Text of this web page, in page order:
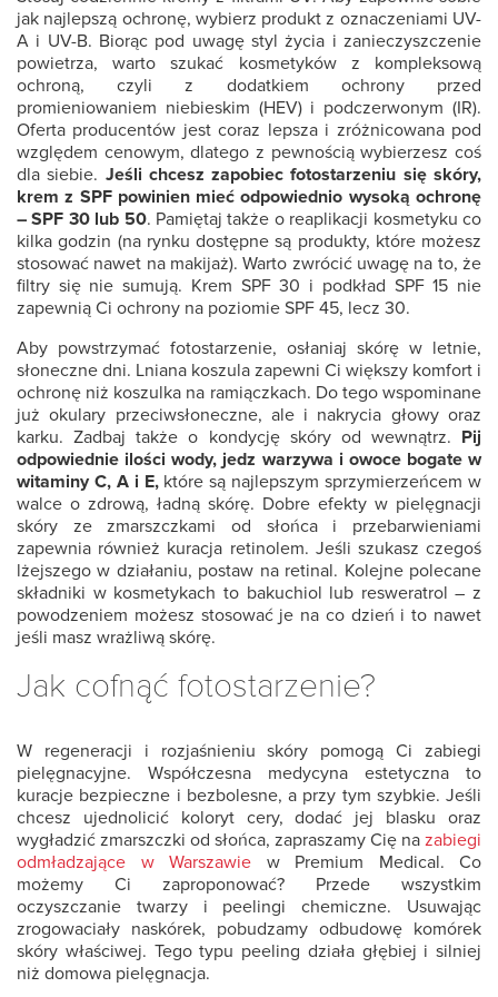
jak najlepszą ochronę, wybierz produkt z oznaczeniami UV-
A i UV-B. Biorąc pod uwagę styl życia i zanieczyszczenie
powietrza, warto szukać kosmetyków z kompleksową
ochroną, czyli z dodatkiem ochrony przed
promieniowaniem niebieskim (HEV) i podczerwonym (IR).
Oferta producentów jest coraz lepsza i zróżnicowana pod
względem cenowym, dlatego z pewnością wybierzesz coś
dla siebie. Jeśli chcesz zapobiec fotostarzeniu się skóry,
krem z SPF powinien mieć odpowiednio wysoką ochronę
– SPF 30 lub 50. Pamiętaj także o reaplikacji kosmetyku co
kilka godzin (na rynku dostępne są produkty, które możesz
stosować nawet na makijaż). Warto zwrócić uwagę na to, że
filtry się nie sumują. Krem SPF 30 i podkład SPF 15 nie
zapewnią Ci ochrony na poziomie SPF 45, lecz 30.
Aby powstrzymać fotostarzenie, osłaniaj skórę w letnie,
słoneczne dni. Lniana koszula zapewni Ci większy komfort i
ochronę niż koszulka na ramiączkach. Do tego wspominane
już okulary przeciwsłoneczne, ale i nakrycia głowy oraz
karku. Zadbaj także o kondycję skóry od wewnątrz. Pij
odpowiednie ilości wody, jedz warzywa i owoce bogate w
witaminy C, A i E,które są najlepszym sprzymierzeńcem w
walce o zdrową, ładną skórę. Dobre efekty w pielęgnacji
skóry ze zmarszczkami od słońca i przebarwieniami
zapewnia również kuracja retinolem. Jeśli szukasz czegoś
lżejszego w działaniu, postaw na retinal. Kolejne polecane
składniki w kosmetykach to bakuchiol lub resweratrol – z
powodzeniem możesz stosować je na co dzień i to nawet
jeśli masz wrażliwą skórę.
Jak cofnąć fotostarzenie?
W regeneracji i rozjaśnieniu skóry pomogą Ci zabiegi
pielęgnacyjne. Współczesna medycyna estetyczna to
kuracje bezpieczne i bezbolesne, a przy tym szybkie. Jeśli
chcesz ujednolicić koloryt cery, dodać jej blasku oraz
wygładzić zmarszczki od słońca, zapraszamy Cię na zabiegi
odmładzające w Warszawie w Premium Medical. Co
możemy Ci zaproponować? Przede wszystkim
oczyszczanie twarzy i peelingi chemiczne. Usuwając
zrogowaciały naskórek, pobudzamy odbudowę komórek
skóry właściwej. Tego typu peeling działa głębiej i silniej
niż domowa pielęgnacja.